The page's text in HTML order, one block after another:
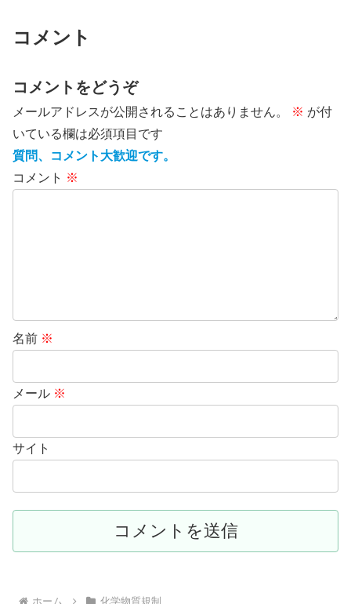
コメント
コメントをどうぞ
メールアドレスが公開されることはありません。 ※ が付
いている欄は必須項目です
質問、コメント大歓迎です。
コメント ※
名前 ※
メール ※
サイト
ホーム 化学物質規制